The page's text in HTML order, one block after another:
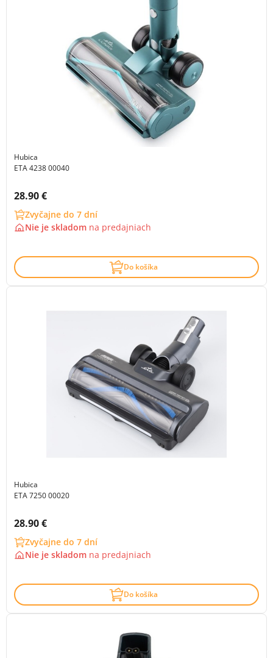
Hubica
ETA 4238 00040
Cena s DPH:
28.90 €
Zvyčajne do 7 dní
Nie je skladom na predajniach
Do košíka
Hubica
ETA 7250 00020
Cena s DPH:
28.90 €
Zvyčajne do 7 dní
Nie je skladom na predajniach
Do košíka